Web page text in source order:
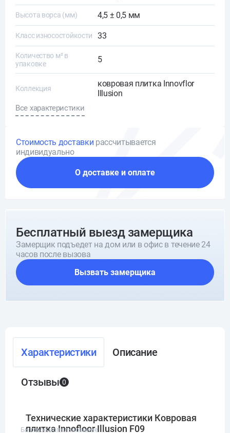
Высота ворса (мм) 4,5 ± 0,5 мм
Класс износостойкости 33
Количество м² в
упаковке
5
Коллекция
ковровая плитка Innovflor
Illusion
Все характеристики
Стоимость доставки рассчитывается
индивидуально
О доставке и оплате
Бесплатный выезд замерщика
Замерщик подъедет на дом или в офис в течение 24
часов после вызова
Вызвать замерщика
Характеристики Описание
Отзывы 0
Технические характеристики Ковровая
плитка Innofloor Illusion F09
Бытовое использование